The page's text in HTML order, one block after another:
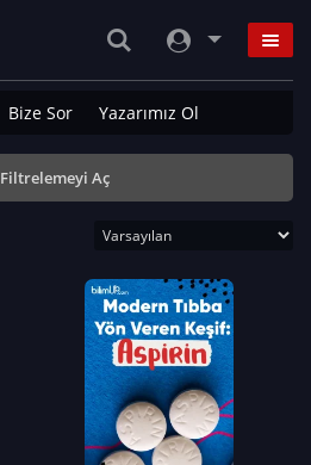
Bize Sor Yazarımız Ol
Filtrelemeyi Aç